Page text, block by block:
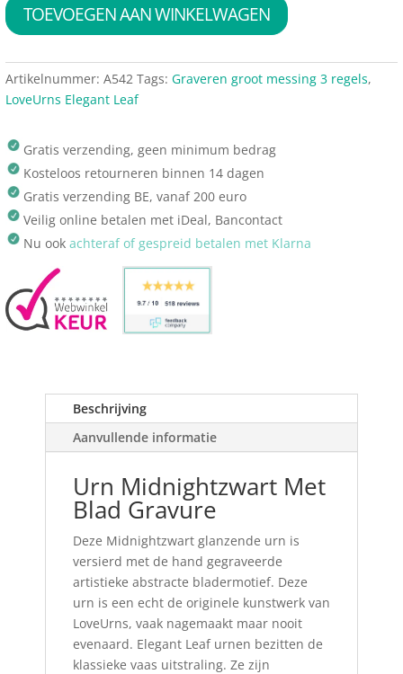
TOEVOEGEN AAN WINKELWAGEN
Artikelnummer: A542 Tags: Graveren groot messing 3 regels,
LoveUrns Elegant Leaf
Gratis verzending, geen minimum bedrag
Kosteloos retourneren binnen 14 dagen
Gratis verzending BE, vanaf 200 euro
Veilig online betalen met iDeal, Bancontact
Nu ook achteraf of gespreid betalen met Klarna
Beschrijving
Aanvullende informatie
Urn Midnightzwart Met
Blad Gravure
Deze Midnightzwart glanzende urn is
versierd met de hand gegraveerde
artistieke abstracte bladermotief. Deze
urn is een echt de originele kunstwerk van
LoveUrns, vaak nagemaakt maar nooit
evenaard. Elegant Leaf urnen bezitten de
klassieke vaas uitstraling. Ze zijn